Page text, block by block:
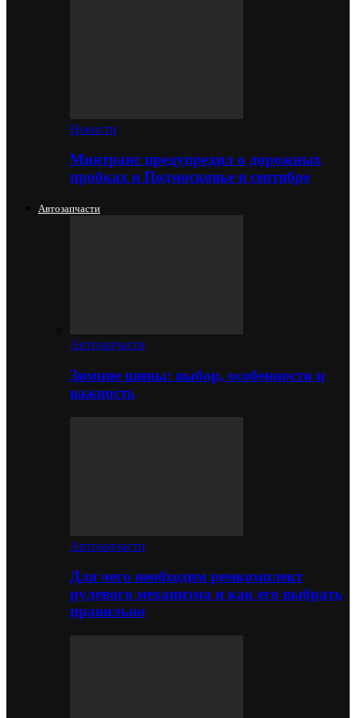
Новости
Минтранс предупредил о дорожных
пробках в Подмосковье в сентябре
Автозапчасти
Автозапчасти
Зимние шины: выбор, особенности и
важность
Автозапчасти
Для чего необходим ремкомплект
рулевого механизма и как его выбрать
правильно